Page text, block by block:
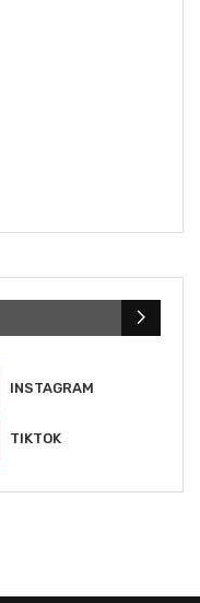
INSTAGRAM
TIKTOK